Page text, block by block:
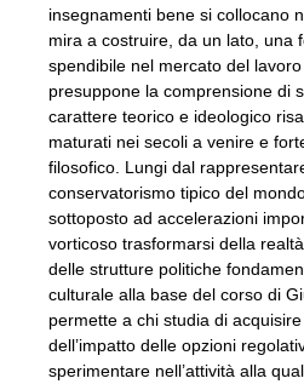
insegnamenti bene si collocano
mira a costruire, da un lato, una
spendibile nel mercato del lavoro
presuppone la comprensione di
carattere teorico e ideologico
maturati nei secoli a venire e
filosofico. Lungi dal
conservatorismo tipico del
sottoposto ad accelerazioni
vorticoso trasformarsi della
delle strutture politiche
culturale alla base del corso di
permette a chi studia di
dell’impatto delle opzioni
sperimentare nell’attività alla